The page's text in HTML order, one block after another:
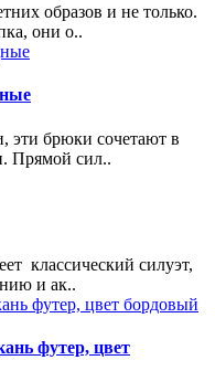
образов и не только.
они о..
эти брюки сочетают в
Прямой сил..
классический силуэт,
и ак..
футер, цвет